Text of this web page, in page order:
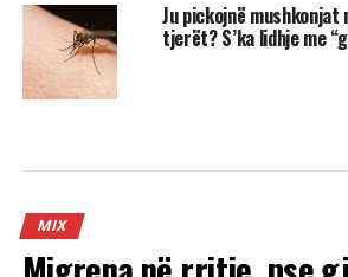
Ju pickojnë mushkonjat
tjerët? S’ka lidhje me
MIX